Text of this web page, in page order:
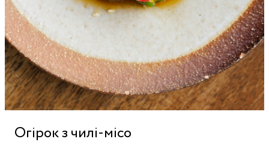
Огірок з чилі-місо